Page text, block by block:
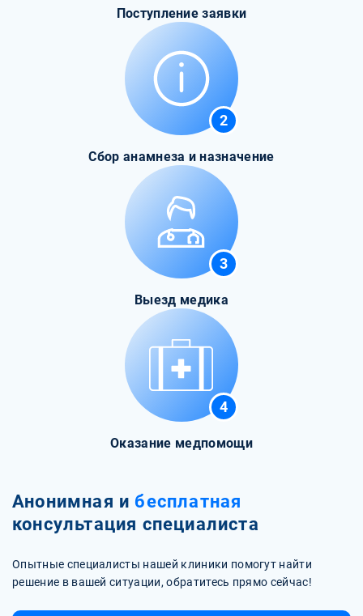
Поступление заявки
2
Сбор анамнеза и назначение
3
Выезд медика
4
Оказание медпомощи
Анонимная и бесплатная
консультация специалиста
Опытные специалисты нашей клиники помогут найти
решение в вашей ситуации, обратитесь прямо сейчас!